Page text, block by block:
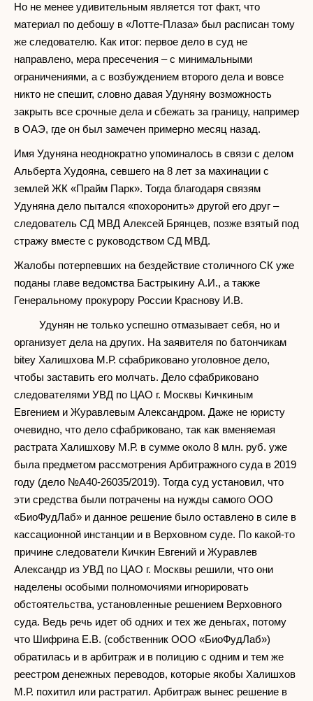
Но не менее удивительным является тот факт, что
материал по дебошу в «Лотте-Плаза» был расписан тому
же следователю. Как итог: первое дело в суд не
направлено, мера пресечения – с минимальными
ограничениями, а с возбуждением второго дела и вовсе
никто не спешит, словно давая Удуняну возможность
закрыть все срочные дела и сбежать за границу, например
в ОАЭ, где он был замечен примерно месяц назад.
Имя Удуняна неоднократно упоминалось в связи с делом
Альберта Худояна, севшего на 8 лет за махинации с
землей ЖК «Прайм Парк». Тогда благодаря связям
Удуняна дело пытался «похоронить» другой его друг –
следователь СД МВД Алексей Брянцев, позже взятый под
стражу вместе с руководством СД МВД.
Жалобы потерпевших на бездействие столичного СК уже
поданы главе ведомства Бастрыкину А.И., а также
Генеральному прокурору России Краснову И.В.
Удунян не только успешно отмазывает себя, но и
организует дела на других. На заявителя по батончикам
bitey Халишхова М.Р. сфабриковано уголовное дело,
чтобы заставить его молчать. Дело сфабриковано
следователями УВД по ЦАО г. Москвы Кичкиным
Евгением и Журавлевым Александром. Даже не юристу
очевидно, что дело сфабриковано, так как вменяемая
растрата Халишхову М.Р. в сумме около 8 млн. руб. уже
была предметом рассмотрения Арбитражного суда в 2019
году (дело №А40-26035/2019). Тогда суд установил, что
эти средства были потрачены на нужды самого ООО
«БиоФудЛаб» и данное решение было оставлено в силе в
кассационной инстанции и в Верховном суде. По какой-то
причине следователи Кичкин Евгений и Журавлев
Александр из УВД по ЦАО г. Москвы решили, что они
наделены особыми полномочиями игнорировать
обстоятельства, установленные решением Верховного
суда. Ведь речь идет об одних и тех же деньгах, потому
что Шифрина Е.В. (собственник ООО «БиоФудЛаб»)
обратилась и в арбитраж и в полицию с одним и тем же
реестром денежных переводов, которые якобы Халишхов
М.Р. похитил или растратил. Арбитраж вынес решение в